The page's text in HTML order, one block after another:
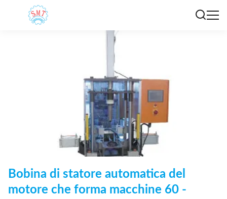
Bobina di statore automatica del
motore che forma macchine 60 -